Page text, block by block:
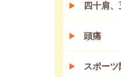
四十肩、
頭痛
スポーツ